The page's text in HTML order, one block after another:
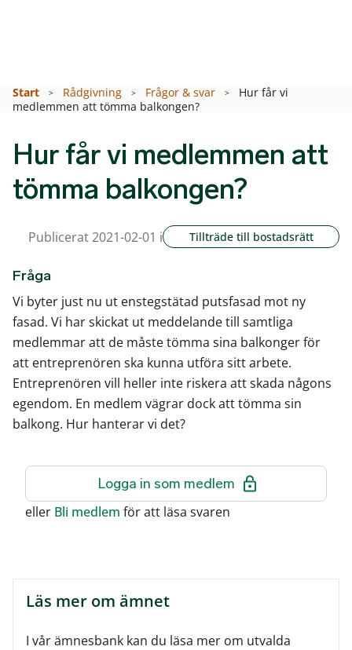
Start Rådgivning Frågor & svar
Hur får vi
medlemmen att tömma balkongen?
Hur får vi medlemmen att
tömma balkongen?
Läs mer om ämnet
I vår ämnesbank kan du läsa mer om utvalda
Publicerat 2021-02-01 i Tillträde till bostadsrätt
Fråga
Vi byter just nu ut enstegstätad putsfasad mot ny
fasad. Vi har skickat ut meddelande till samtliga
medlemmar att de måste tömma sina balkonger för
att entreprenören ska kunna utföra sitt arbete.
Entreprenören vill heller inte riskera att skada någons
egendom. En medlem vägrar dock att tömma sin
balkong. Hur hanterar vi det?
Logga in som medlem
eller Bli medlem för att läsa svaren